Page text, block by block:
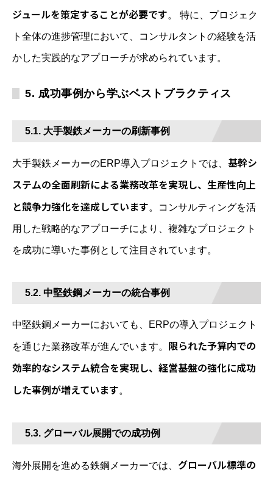
ジュールを策定することが必要です。 特に、プロジェク
ト全体の進捗管理において、コンサルタントの経験を活
かした実践的なアプローチが求められています。
5. 成功事例から学ぶベストプラクティス
5.1. 大手製鉄メーカーの刷新事例
大手製鉄メーカーのERP導入プロジェクトでは、 基幹シ
ステムの全面刷新による業務改革を実現し、生産性向上
と競争力強化を達成しています。コンサルティングを活
用した戦略的なアプローチにより、複雑なプロジェクト
を成功に導いた事例として注目されています。
5.2. 中堅鉄鋼メーカーの統合事例
中堅鉄鋼メーカーにおいても、ERPの導入プロジェクト
を通じた業務改革が進んでいます。 限られた予算内での
効率的なシステム統合を実現し、経営基盤の強化に成功
した事例が増えています。
5.3. グローバル展開での成功例
海外展開を進める鉄鋼メーカーでは、 グローバル標準の